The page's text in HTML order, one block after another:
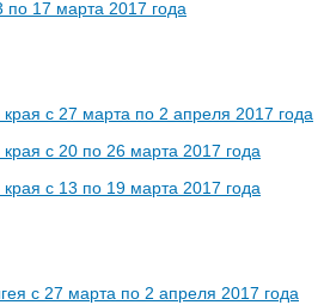
по 17 марта 2017 года
края с 27 марта по 2 апреля 2017 года
края с 20 по 26 марта 2017 года
края с 13 по 19 марта 2017 года
с 27 марта по 2 апреля 2017 года